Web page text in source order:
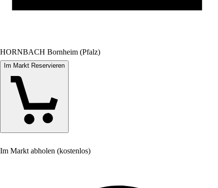
HORNBACH Bornheim (Pfalz)
Im Markt Reservieren
Im Markt abholen (kostenlos)